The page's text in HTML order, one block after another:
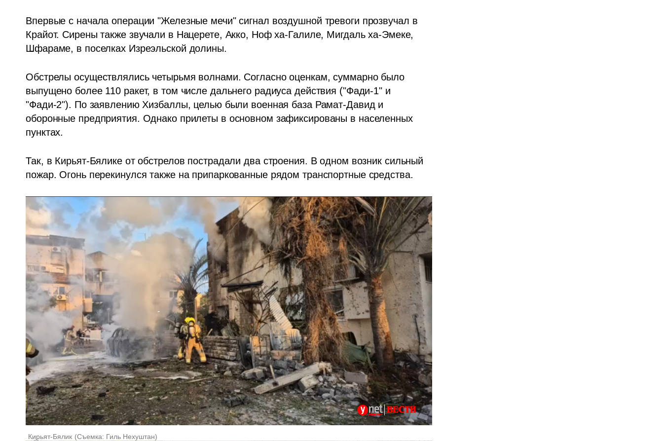
Впервые с начала операции "Железные мечи" сигнал воздушной тревоги прозвучал в
Крайот. Сирены также звучали в Нацерете, Акко, Ноф ха-Галиле, Мигдаль ха-Эмеке,
Шфараме, в поселках Изреэльской долины.
Обстрелы осуществлялись четырьмя волнами. Согласно оценкам, суммарно было
выпущено более 110 ракет, в том числе дальнего радиуса действия ("Фади-1" и
"Фади-2"). По заявлению Хизбаллы, целью были военная база Рамат-Давид и
оборонные предприятия. Однако прилеты в основном зафиксированы в населенных
пунктах.
Так, в Кирьят-Бялике от обстрелов пострадали два строения. В одном возник сильный
пожар. Огонь перекинулся также на припаркованные рядом транспортные средства.
Кирьят-Бялик (Съемка: Гиль Нехуштан)